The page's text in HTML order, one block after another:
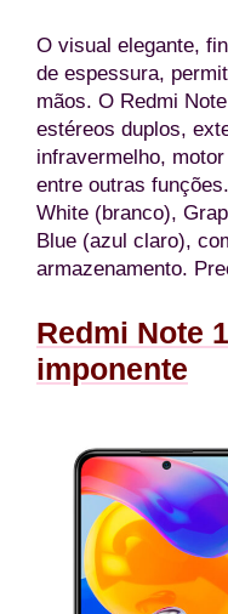
O visual elegante,
de espessura,
mãos. O Redmi
estéreos duplos,
infravermelho,
entre outras
White (branco),
Blue (azul claro),
armazenamento.
Redmi Note
imponente